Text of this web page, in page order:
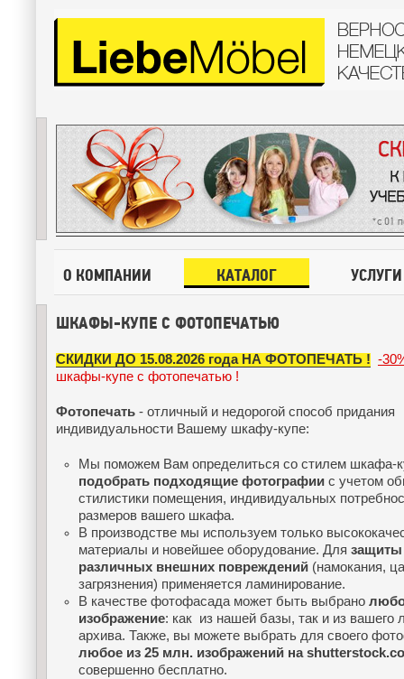
О КОМПАНИИ КАТАЛОГ УСЛУГИ
ШКАФЫ-КУПЕ С ФОТОПЕЧАТЬЮ
СКИДКИ ДО 15.08.2026 года НА ФОТОПЕЧАТЬ ! -
шкафы-купе с фотопечатью !
Фотопечать - отличный и недорогой способ придания
индивидуальности Вашему шкафу-купе:
Мы поможем Вам определиться со стилем шкафа-
подобрать подходящие фотографии с учетом
стилистики помещения, индивидуальных
размеров вашего шкафа.
В производстве мы используем только
материалы и новейшее оборудование. Для защиты
различных внешних повреждений (намокания,
загрязнения) применяется ламинирование.
В качестве фотофасада может быть выбрано
изображение: как из нашей базы, так и из вашего
архива. Также, вы можете выбрать для своего
любое из 25 млн. изображений на
совершенно бесплатно.